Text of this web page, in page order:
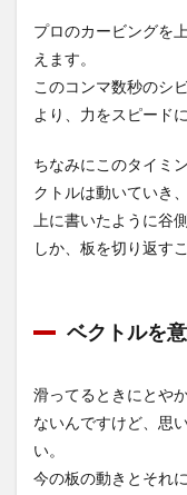
プロのカービングを
えます。
このコンマ数秒のシ
より、力をスピード
ちなみにこのタイミ
クトルは動いていき
上に書いたように谷
しか、板を切り返す
ベクトルを
滑ってるときにとや
ないんですけど、思
い。
今の板の動きとそれ